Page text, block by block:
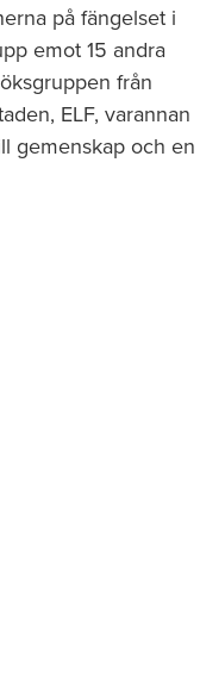
på fängelset i
emot 15 andra
från
ELF, varannan
gemenskap och en